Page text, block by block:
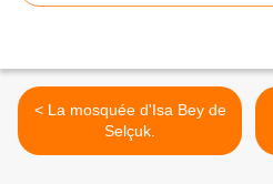
< La mosquée d'Isa Bey de
Selçuk.